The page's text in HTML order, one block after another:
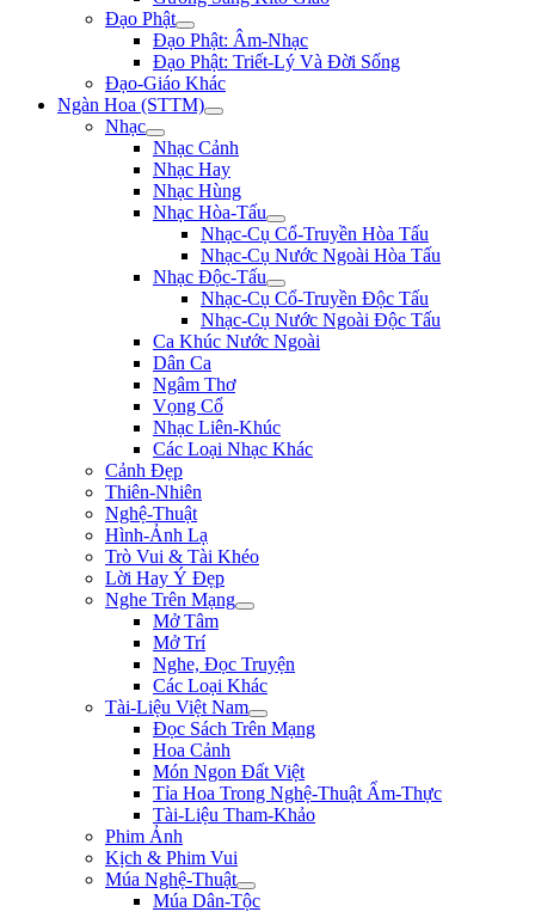
Đạo Phật
Đạo Phật: Âm-Nhạc
Đạo Phật: Triết-Lý Và Đời Sống
Đạo-Giáo Khác
Ngàn Hoa (STTM)
Nhạc
Nhạc Cảnh
Nhạc Hay
Nhạc Hùng
Nhạc Hòa-Tấu
Nhạc-Cụ Cổ-Truyền Hòa Tấu
Nhạc-Cụ Nước Ngoài Hòa Tấu
Nhạc Độc-Tấu
Nhạc-Cụ Cổ-Truyền Độc Tấu
Nhạc-Cụ Nước Ngoài Độc Tấu
Ca Khúc Nước Ngoài
Dân Ca
Ngâm Thơ
Vọng Cổ
Nhạc Liên-Khúc
Các Loại Nhạc Khác
Cảnh Đẹp
Thiên-Nhiên
Nghệ-Thuật
Hình-Ảnh Lạ
Trò Vui & Tài Khéo
Lời Hay Ý Đẹp
Nghe Trên Mạng
Mở Tâm
Mở Trí
Nghe, Đọc Truyện
Các Loại Khác
Tài-Liệu Việt Nam
Đọc Sách Trên Mạng
Hoa Cảnh
Món Ngon Đất Việt
Tỉa Hoa Trong Nghệ-Thuật Ẩm-Thực
Tài-Liệu Tham-Khảo
Phim Ảnh
Kịch & Phim Vui
Múa Nghệ-Thuật
Múa Dân-Tộc